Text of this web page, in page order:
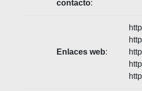
contacto:
Enlaces web: